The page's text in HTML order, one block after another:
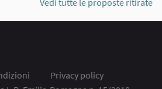
Vedi tutte le proposte ritirate
Privacy policy